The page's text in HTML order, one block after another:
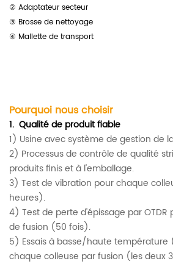
② Adaptateur secteur
③ Brosse de nettoyage
④ Mallette de transport
Pourquoi nous choisir
1. Qualité de produit fiable
1) Usine avec système de gestion de
2) Processus de contrôle de qualité
produits finis et à l'emballage.
3) Test de vibration pour chaque
heures).
4) Test de perte d'épissage par
de fusion (50 fois).
5) Essais à basse/haute
chaque colleuse par fusion (les deux